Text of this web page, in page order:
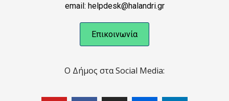
email: helpdesk@halandri.gr
Επικοινωνία
Ο Δήμος στα Social Media: